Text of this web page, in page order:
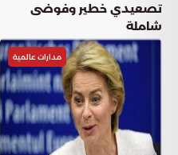
تصعيدي خطير وفوضى
شاملة
مدارات عالمية